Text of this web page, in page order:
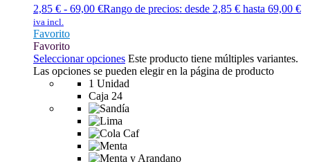
2,85 € - 69,00 €Rango de precios: desde 2,85 € hasta 69,00 €
iva incl.
Favorito
Favorito
Seleccionar opciones Este producto tiene múltiples variantes.
Las opciones se pueden elegir en la página de producto
1 Unidad
Caja 24